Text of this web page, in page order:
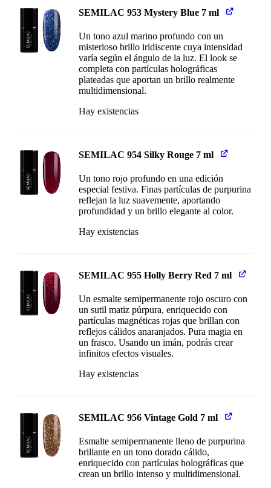
SEMILAC 953 Mystery Blue 7 ml
Un tono azul marino profundo con un
misterioso brillo iridiscente cuya intensidad
varía según el ángulo de la luz. El look se
completa con partículas holográficas
plateadas que aportan un brillo realmente
multidimensional.
Hay existencias
SEMILAC 954 Silky Rouge 7 ml
Un tono rojo profundo en una edición
especial festiva. Finas partículas de purpurina
reflejan la luz suavemente, aportando
profundidad y un brillo elegante al color.
Hay existencias
SEMILAC 955 Holly Berry Red 7 ml
Un esmalte semipermanente rojo oscuro con
un sutil matiz púrpura, enriquecido con
partículas magnéticas rojas que brillan con
reflejos cálidos anaranjados. Pura magia en
un frasco. Usando un imán, podrás crear
infinitos efectos visuales.
Hay existencias
SEMILAC 956 Vintage Gold 7 ml
Esmalte semipermanente lleno de purpurina
brillante en un tono dorado cálido,
enriquecido con partículas holográficas que
crean un brillo intenso y multidimensional.